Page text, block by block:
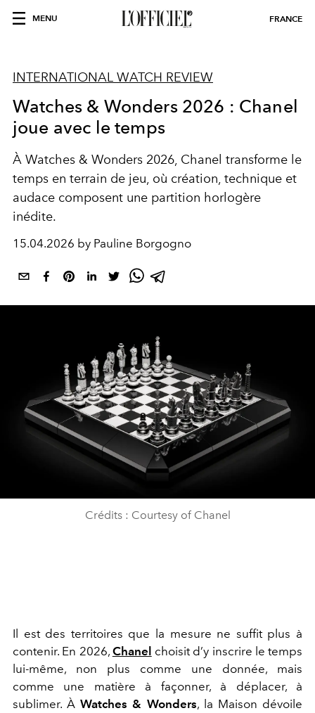
MENU FRANCE
INTERNATIONAL WATCH REVIEW
Watches & Wonders 2026 : Chanel
joue avec le temps
À Watches & Wonders 2026, Chanel transforme le
temps en terrain de jeu, où création, technique et
audace composent une partition horlogère
inédite.
15.04.2026 by Pauline Borgogno
Crédits : Courtesy of Chanel
Il est des territoires que la mesure ne suffit plus à
contenir. En 2026, Chanel choisit d’y inscrire le temps
lui-même, non plus comme une donnée, mais
comme une matière à façonner, à déplacer, à
sublimer. ÀWatches & Wonders, la Maison dévoile